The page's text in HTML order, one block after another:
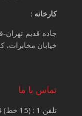
کارخانه :
جاده قدیم
خیابان مخابرات،
تماس با ما
تلفن 1 : (15 خط) 88744974